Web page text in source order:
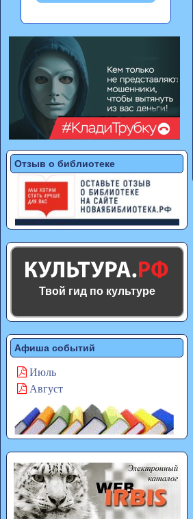
Отзыв о библиотеке
Твой гид по культуре
Афиша событий
Июль
Август